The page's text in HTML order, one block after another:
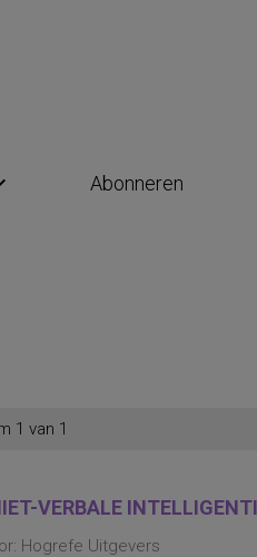
Abonneren
1 van 1
VERBALE
Hogrefe Uitgevers